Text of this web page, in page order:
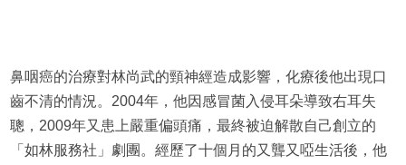
鼻咽癌的治療對林尚武的頸神經造成影響，化療後他出現口
齒不清的情況。2004年，他因感冒菌入侵耳朵導致右耳失
聰，2009年又患上嚴重偏頭痛，最終被迫解散自己創立的
「如林服務社」劇團。經歷了十個月的又聾又啞生活後，他